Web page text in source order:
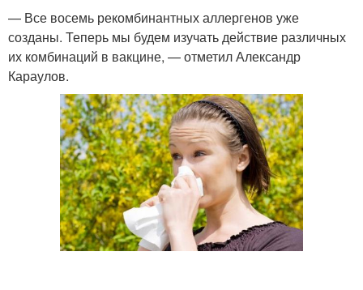
— Все восемь рекомбинантных аллергенов уже
созданы. Теперь мы будем изучать действие различных
их комбинаций в вакцине, — отметил Александр
Караулов.